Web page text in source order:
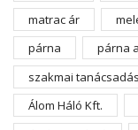
matrac ár
párna
párna
szakmai tanácsadás
Álom Háló Kft.